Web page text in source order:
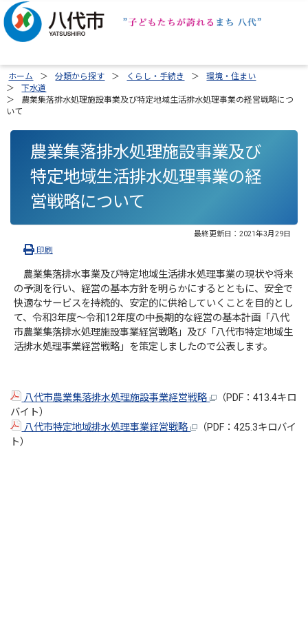
ホーム 分類から探す くらし・手続き
環境・住まい
下水道
農業集落排水処理施設事業及び特定地域生活排水処理事業の経営戦略につ
いて
農業集落排水処理施設事業及び
特定地域生活排水処理事業の経
営戦略について
最終更新日： 2021年3月29日
印刷
農業集落排水事業及び特定地域生活排水処理事業の現状や将来
の予測を行い、経営の基本方針を明らかにするとともに、安全で
快適なサービスを持続的、安定的に供給していくことを目的とし
て、令和3年度～令和12年度の中長期的な経営の基本計画「八代
市農業集落排水処理施設事業経営戦略」及び「八代市特定地域生
活排水処理事業経営戦略」を策定しましたので公表します。
八代市農業集落排水処理施設事業経営戦略
（PDF：413.4キロ
バイト）
八代市特定地域排水処理事業経営戦略
（PDF：425.3キロバイ
ト）